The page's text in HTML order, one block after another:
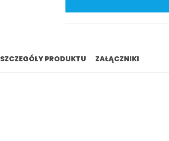
SZCZEGÓŁY PRODUKTU ZAŁĄCZNIKI